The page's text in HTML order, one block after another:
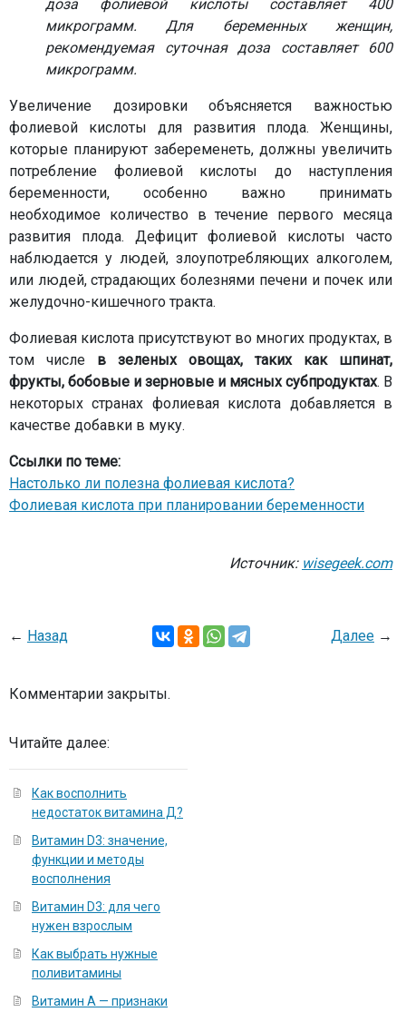
доза фолиевой кислоты составляет 400
микрограмм. Для беременных женщин,
рекомендуемая суточная доза составляет 600
микрограмм.
Увеличение дозировки объясняется важностью
фолиевой кислоты для развития плода. Женщины,
которые планируют забеременеть, должны увеличить
потребление фолиевой кислоты до наступления
беременности, особенно важно принимать
необходимое количество в течение первого месяца
развития плода. Дефицит фолиевой кислоты часто
наблюдается у людей, злоупотребляющих алкоголем,
или людей, страдающих болезнями печени и почек или
желудочно-кишечного тракта.
Фолиевая кислота присутствуют во многих продуктах, в
том числе в зеленых овощах, таких как шпинат,
фрукты, бобовые и зерновые и мясных субпродуктах. В
некоторых странах фолиевая кислота добавляется в
качестве добавки в муку.
Ссылки по теме:
Настолько ли полезна фолиевая кислота?
Фолиевая кислота при планировании беременности
Источник: wisegeek.com
← Назад Далее →
Комментарии закрыты.
Читайте далее:
Как восполнить
недостаток витамина Д?
Витамин D3: значение,
функции и методы
восполнения
Витамин D3: для чего
нужен взрослым
Как выбрать нужные
поливитамины
Витамин А — признаки